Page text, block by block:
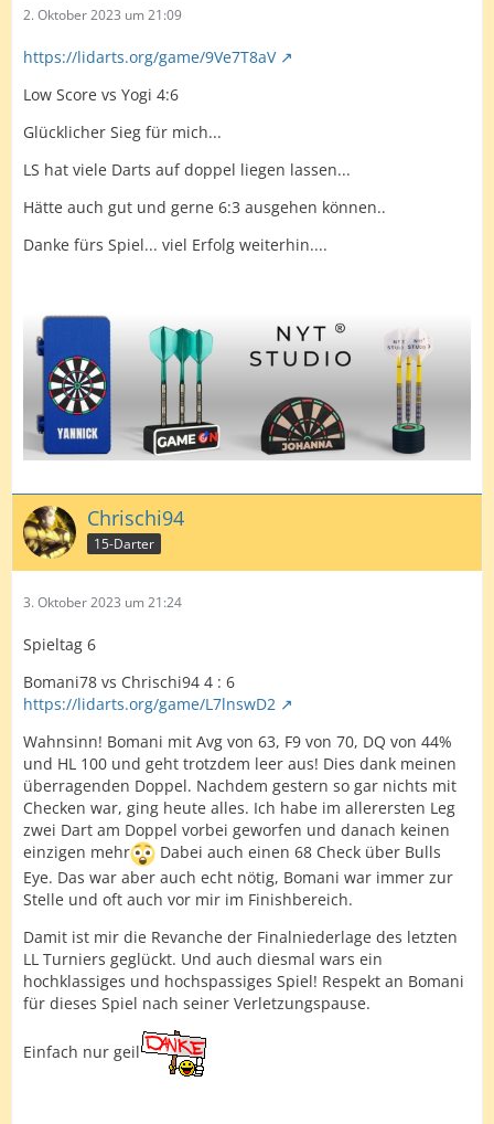
2. Oktober 2023 um 21:09
https://lidarts.org/game/9Ve7T8aV
Low Score vs Yogi 4:6
Glücklicher Sieg für mich...
LS hat viele Darts auf doppel liegen lassen...
Hätte auch gut und gerne 6:3 ausgehen können..
Danke fürs Spiel... viel Erfolg weiterhin....
Chrischi94
15-Darter
3. Oktober 2023 um 21:24
Spieltag 6
Bomani78 vs Chrischi94 4 : 6
https://lidarts.org/game/L7lnswD2
Wahnsinn! Bomani mit Avg von 63, F9 von 70, DQ von 44%
und HL 100 und geht trotzdem leer aus! Dies dank meinen
überragenden Doppel. Nachdem gestern so gar nichts mit
Checken war, ging heute alles. Ich habe im allerersten Leg
zwei Dart am Doppel vorbei geworfen und danach keinen
einzigen mehr
Dabei auch einen 68 Check über Bulls
Eye. Das war aber auch echt nötig, Bomani war immer zur
Stelle und oft auch vor mir im Finishbereich.
Damit ist mir die Revanche der Finalniederlage des letzten
LL Turniers geglückt. Und auch diesmal wars ein
hochklassiges und hochspassiges Spiel! Respekt an Bomani
für dieses Spiel nach seiner Verletzungspause.
Einfach nur geil